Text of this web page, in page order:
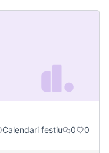
Calendari festiu 0 0